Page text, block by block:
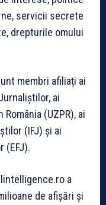
servicii secrete
drepturile omului
membri afiliați ai
ai
(UZPR), ai
(IFJ) şi ai
(EFJ).
a
de afișări și